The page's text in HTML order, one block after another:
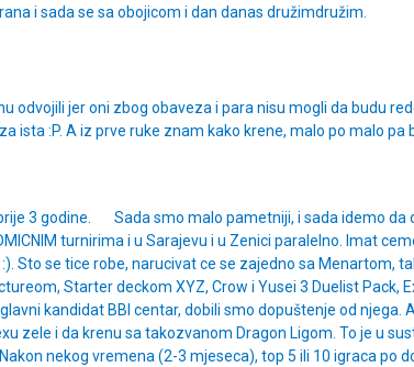
i sada se sa obojicom i dan danas družimdružim.
odvojili jer oni zbog obaveza i para nisu mogli da budu
:P. A iz prve ruke znam kako krene, malo po malo pa
3 godine. Sada smo malo pametniji, i sada idemo da
turnirima i u Sarajevu i u Zenici paralelno. Imat
Sto se tice robe, narucivat ce se zajedno sa Menartom,
Starter deckom XYZ, Crow i Yusei 3 Duelist Pack,
kandidat BBI centar, dobili smo dopuštenje od njega.
zele i da krenu sa takozvanom Dragon Ligom. To je u
nekog vremena (2-3 mjeseca), top 5 ili 10 igraca po